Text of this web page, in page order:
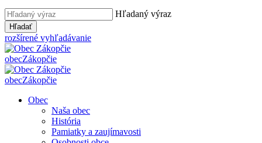
Hľadaný výraz
Hľadať
rozšírené vyhľadávanie
obecZákopčie
obecZákopčie
Obec
Naša obec
História
Pamiatky a zaujímavosti